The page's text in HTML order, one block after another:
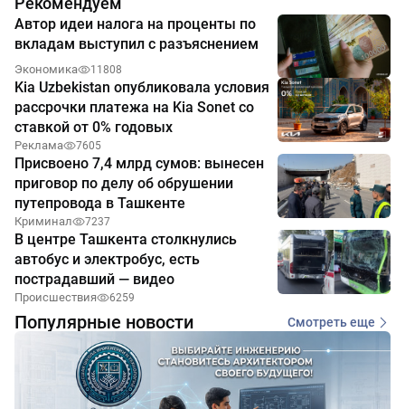
Автор идеи налога на проценты по
вкладам выступил с разъяснением
Экономика 11808
Kia Uzbekistan опубликовала условия
рассрочки платежа на Kia Sonet со
ставкой от 0% годовых
Реклама 7605
Присвоено 7,4 млрд сумов: вынесен
приговор по делу об обрушении
путепровода в Ташкенте
Криминал 7237
В центре Ташкента столкнулись
автобус и электробус, есть
пострадавший — видео
Происшествия 6259
Популярные новости Смотреть еще